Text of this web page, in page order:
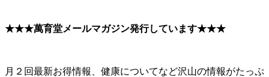
★★★萬育堂メールマガジン発行しています★★★
月２回最新お得情報、健康についてなど沢山の情報がたっぷ